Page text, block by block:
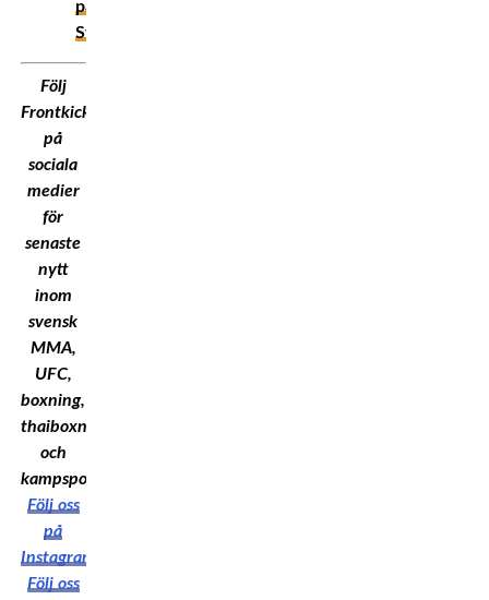
på
Sverige
Följ
Frontkick.Online
på
sociala
medier
för
senaste
nytt
inom
svensk
MMA,
UFC,
boxning,
thaiboxning
och
kampsport!
Följ oss
på
Instagram
Följ oss